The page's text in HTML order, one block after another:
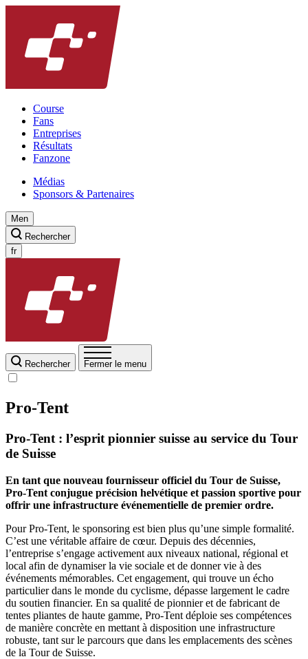
Course
Fans
Entreprises
Résultats
Fanzone
Médias
Sponsors & Partenaires
Men
Rechercher
fr
Rechercher Fermer le menu
Pro-Tent
Pro-Tent : l’esprit pionnier suisse au service du Tour
de Suisse
En tant que nouveau fournisseur officiel du Tour de Suisse,
Pro-Tent conjugue précision helvétique et passion sportive pour
offrir une infrastructure événementielle de premier ordre.
Pour Pro-Tent, le sponsoring est bien plus qu’une simple formalité.
C’est une véritable affaire de cœur. Depuis des décennies,
l’entreprise s’engage activement aux niveaux national, régional et
local afin de dynamiser la vie sociale et de donner vie à des
événements mémorables. Cet engagement, qui trouve un écho
particulier dans le monde du cyclisme, dépasse largement le cadre
du soutien financier. En sa qualité de pionnier et de fabricant de
tentes pliantes de haute gamme, Pro-Tent déploie ses compétences
de manière concrète en mettant à disposition une infrastructure
robuste, tant sur le parcours que dans les emplacements des scènes
de la Tour de Suisse.